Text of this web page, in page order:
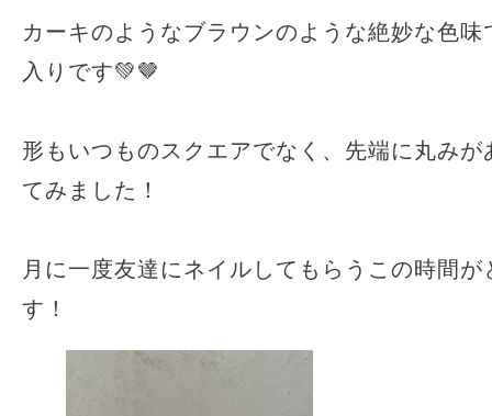
カーキのようなブラウンのような絶妙な色
入りです💚🤎
形もいつものスクエアでなく、先端に丸みが
てみました！
月に一度友達にネイルしてもらうこの時間
す！